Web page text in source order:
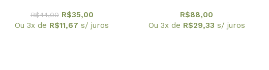
nanotecnologia – Coleção
R$44,00 R$35,00
Ou 3x de R$11,67 s/ juros
PROMOÇÃO
R$88,00
Ou 3x de R$29,33 s/ juros